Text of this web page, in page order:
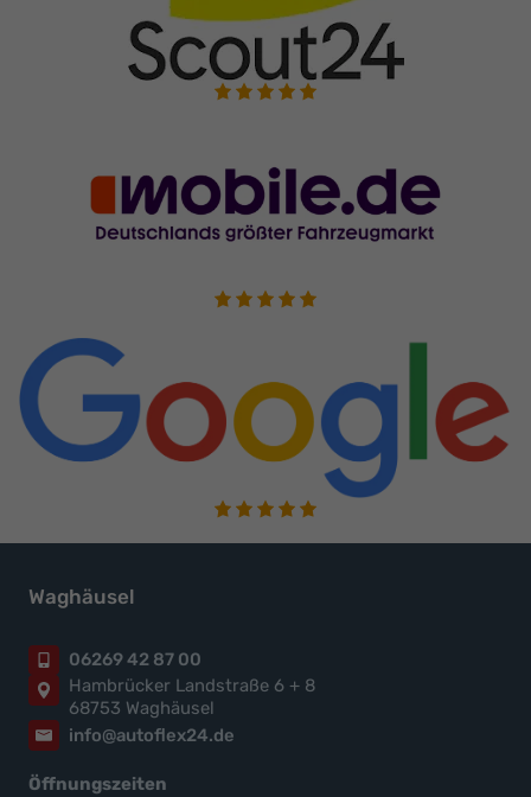
Waghäusel
06269 42 87 00
Hambrücker Landstraße 6 + 8
68753 Waghäusel
info@autoflex24.de
Öffnungszeiten